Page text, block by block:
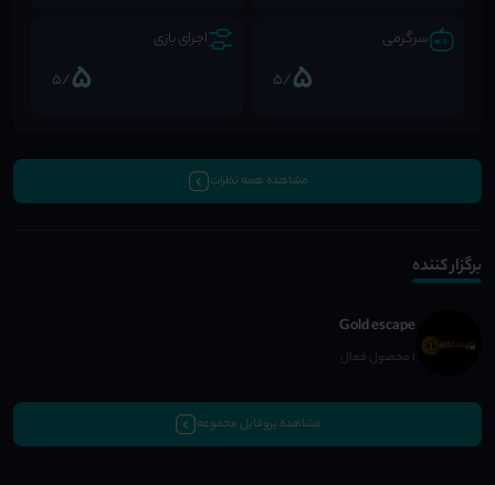
سرگرمی
5
/5
اجرای بازی
5
/5
مشاهده همه نظرات
برگزار کننده
Gold escape
1 محصول فعال
مشاهده پروفایل مجموعه